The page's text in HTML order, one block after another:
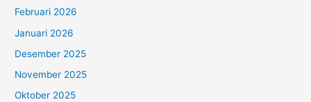
Februari 2026
Januari 2026
Desember 2025
November 2025
Oktober 2025